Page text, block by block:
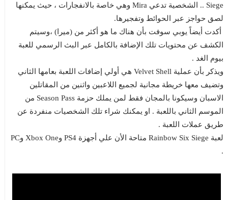
Siege .. الشخصية تدعي Mira وهي خاصة بالانفجارات ، حيث يمكنها
لصق حواجز عبر الحوائط وتفجيرها.
أكدت أيضاً يوبي سوفت بأن هناك ما هو أكثر من (ميرا) ،وسيتم
الكشف عن محتويات تلك الإضافة بالكامل عبر البث الرسمي للعبة
بيوم الغد .
ويذكر بأن عملية Velvet Shell هي أولي إضافات اللعبة بعامها الثاني
وتضيف معها خريطة مجانية لجميع اللاعبين واثنين من المقاتلين
الاسبان وسيكونا بالمجان فقط لمن يملك حزمة Season Pass من
الموسم الثاني باللعبة . او يمكنك شراء تلك الشخصيات منفردة عن
طريق عملات اللعبة .
لعبة Rainbow Six Siege متاحة الأن علي أجهزة PS4 وXbox One وPC
.